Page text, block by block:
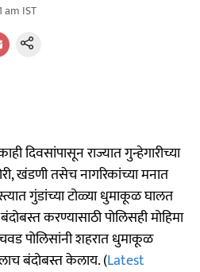
am IST
दिवसांपासून राज्यात गुन्हेगारीच्या
खंडणी तसेच नागरिकांच्या मनात
गुंडांच्या टोळ्या धुमाकूळ घालत
करण्यासाठी पोलिसही मोहिमा
पोलिसांनी शहरात धुमाकूळ
बंदोबस्त केलाय. (Latest